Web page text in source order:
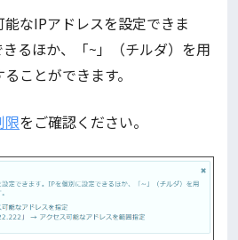
なIPアドレスを設定できま
るほか、「~」（チルダ）を用
ことができます。
限をご確認ください。